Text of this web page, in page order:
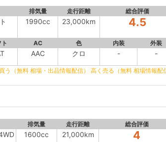
排気量 走行距離 総合評価
1990cc 23,000km 4.5
AC 色 内装 外装
AAC クロ - -
う（無料 相場・出品情報配信） 高く売る（無料 相場情報配
排気量 走行距離 総合評価
1600cc 21,000km 4